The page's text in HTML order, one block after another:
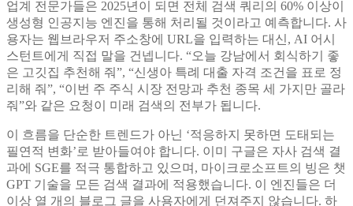
업계 전문가들은 2025년이 되면 전체 검색 쿼리의 60% 이상이
생성형 인공지능 엔진을 통해 처리될 것이라고 예측합니다. 사
용자는 웹브라우저 주소창에 URL을 입력하는 대신, AI 어시
스턴트에게 직접 말을 건넵니다. “오늘 강남에서 회식하기 좋
은 고깃집 추천해 줘”, “신생아 특례 대출 자격 조건을 표로 정
리해 줘”, “이번 주 주식 시장 전망과 추천 종목 세 가지만 골라
줘”와 같은 요청이 미래 검색의 전부가 됩니다.
이 흐름을 단순한 트렌드가 아닌 ‘적응하지 못하면 도태되는
필연적 변화’로 받아들여야 합니다. 이미 구글은 자사 검색 결
과에 SGE를 적극 통합하고 있으며, 마이크로소프트의 빙은 챗
GPT 기술을 모든 검색 결과에 적용했습니다. 이 엔진들은 더
이상 열 개의 블로그 글을 사용자에게 던져주지 않습니다. 하